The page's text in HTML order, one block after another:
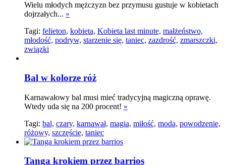
Wielu młodych mężczyzn bez przymusu gustuje w kobietach
dojrzałych... »
Tagi: felieton, kobieta, Kobieta last minute, małżeństwo,
młodość, podryw, starzenie się, taniec, zazdrość, zmarszczki,
związki
Bal w kolorze róż
Karnawałowy bal musi mieć tradycyjną magiczną oprawę.
Wtedy uda się na 200 procent! »
Tagi: bal, czary, karnawał, magia, miłość, moda, powodzenie,
różowy, szczęście, taniec
Tanga krokiem przez barrios